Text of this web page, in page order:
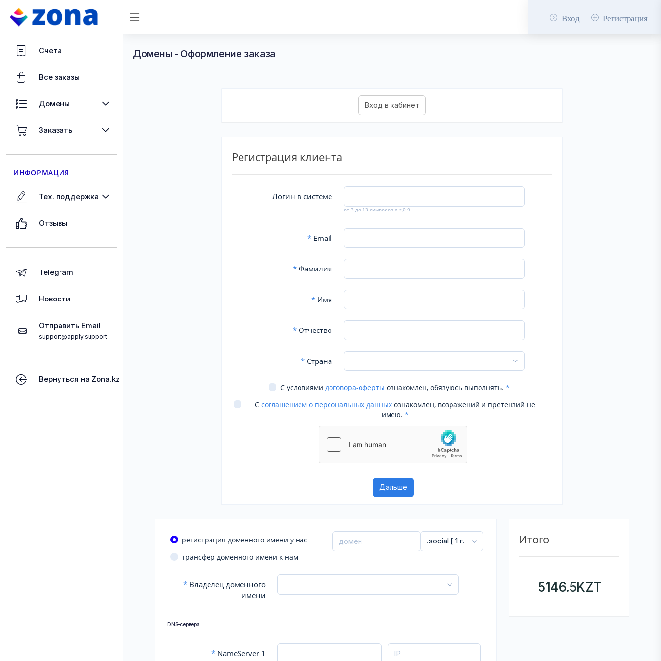
Вход Регистрация
Счета
Все заказы
Домены
Заказать
ИНФОРМАЦИЯ
Тех. поддержка
Отзывы
Telegram
Новости
Отправить Email
support@apply.support
Вернуться на Zona.kz
Домены - Оформление заказа
Регистрация клиента
Логин в системе
от 3 до 13 символов a-z,0-9
*Email
*Фамилия
*Имя
*Отчество
*Страна
С условиями договора-оферты ознакомлен, обязуюсь выполнять. *
С соглашением о персональных данных ознакомлен, возражений и претензий не
имею. *
регистрация доменного имени у нас
трансфер доменного имени к нам
* Владелец доменного
имени
DNS-сервера
* NameServer 1
Итого
5146.5KZT